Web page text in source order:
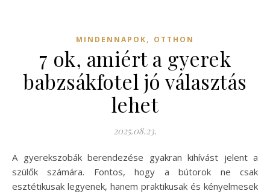
MINDENNAPOK, OTTHON
7 ok, amiért a gyerek
babzsákfotel jó választás
lehet
2025.08.23.
A gyerekszobák berendezése gyakran kihívást jelent a
szülők számára. Fontos, hogy a bútorok ne csak
esztétikusak legyenek, hanem praktikusak és kényelmesek